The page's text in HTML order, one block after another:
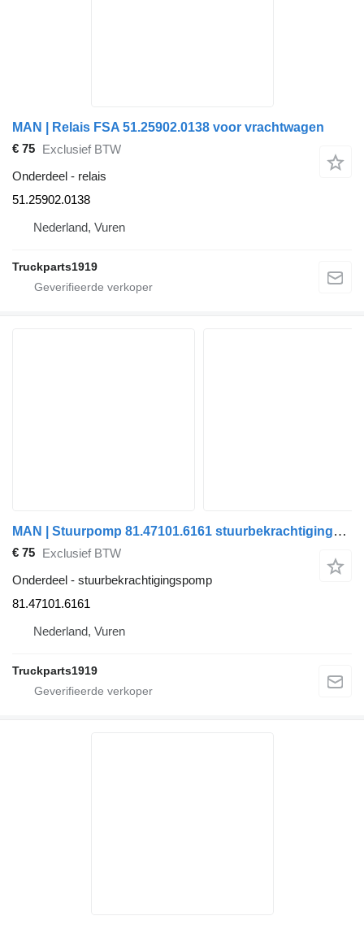
MAN | Relais FSA 51.25902.0138 voor vrachtwagen
€ 75 Exclusief BTW
Onderdeel - relais
51.25902.0138
Nederland, Vuren
Truckparts1919
MAN | Stuurpomp 81.47101.6161 stuurbekrachtigingspomp voor vrachtwagen
€ 75 Exclusief BTW
Onderdeel - stuurbekrachtigingspomp
81.47101.6161
Nederland, Vuren
Truckparts1919